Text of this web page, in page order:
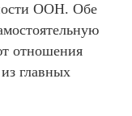
ООН. Обе
отношения
главных